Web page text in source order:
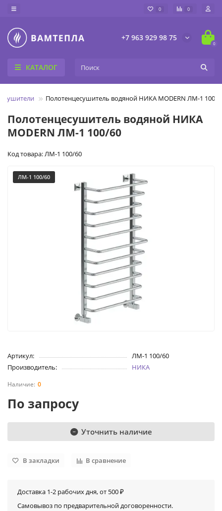
0 0
+7 963 929 98 75
0
КАТАЛОГ
Полотенцесушитель водяной НИКА MODERN ЛМ-1 100/
Полотенцесушитель водяной НИКА
MODERN ЛМ-1 100/60
Код товара: ЛМ-1 100/60
ЛМ-1 100/60
Артикул:
ЛМ-1 100/60
Производитель:
НИКА
0
По запросу
Уточнить наличие
В закладки В сравнение
Доставка 1-2 рабочих дня, от 500 ₽
Самовывоз по предварительной договоренности.